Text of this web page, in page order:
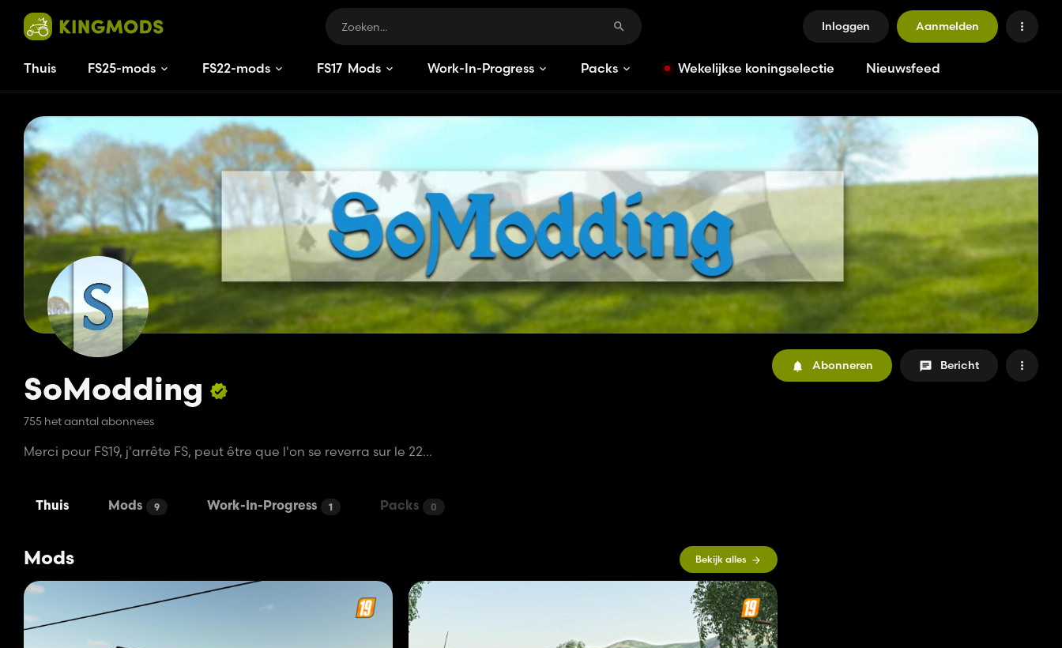
Inloggen Aanmelden
Thuis FS25-mods FS22-mods FS17 Mods Work-In-Progress Packs Wekelijkse koningselectie Nieuwsfeed
SoModding
755 het aantal abonnees
Merci pour FS19, j'arrête FS, peut être que l'on se reverra sur le 22...
Abonneren Bericht
Thuis Mods 9 Work-In-Progress 1 Packs 0
Mods Bekijk alles